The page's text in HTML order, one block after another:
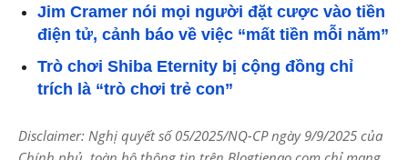
Jim Cramer nói mọi người đặt cược vào tiền
điện tử, cảnh báo về việc “mất tiền mỗi năm”
Trò chơi Shiba Eternity bị cộng đồng chỉ
trích là “trò chơi trẻ con”
Disclaimer: Nghị quyết số 05/2025/NQ-CP ngày 9/9/2025 của